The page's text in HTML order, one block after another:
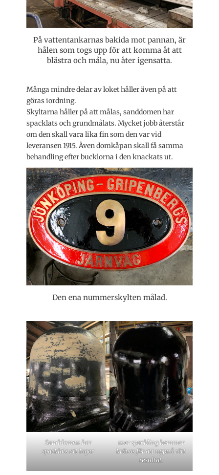
På vattentankarnas bakida mot pannan, är
hålen som togs upp för att komma åt att
blästra och måla, nu åter igensatta.
Många mindre delar av loket håller även på att
göras iordning.
Skyltarna håller på att målas, sanddomen har
spacklats och grundmålats. Mycket jobb återstår
om den skall vara lika fin som den var vid
leveransen 1915. Även domkåpan skall få samma
behandling efter bucklorna i den knackats ut.
Den ena nummerskylten målad.
Sanddomen har
spacklats ett lager
mer spackling kommer
krävas för att uppnå rätt
resultat.